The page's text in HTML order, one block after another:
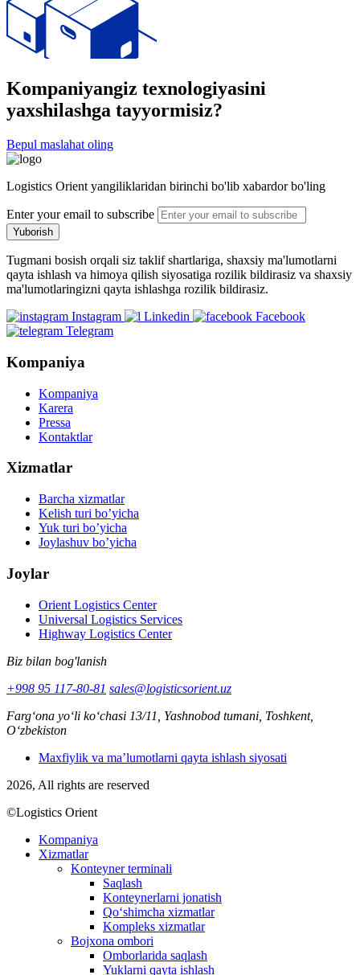
Kompaniyangiz texnologiyasini
yaxshilashga tayyormisiz?
Bepul maslahat oling
Logistics Orient yangiliklaridan birinchi bo'lib xabardor bo'ling
Enter your email to subscribe
Yuborish
Tugmani bosish orqali siz taklif shartlariga, shaxsiy ma'lumotlarni
qayta ishlash va himoya qilish siyosatiga rozilik bildirasiz va shaxsiy
ma'lumotlaringizni qayta ishlashga rozilik bildirasiz.
Instagram
Linkedin
Facebook
Telegram
Kompaniya
Kompaniya
Karera
Pressa
Kontaktlar
Xizmatlar
Barcha xizmatlar
Kelish turi bo’yicha
Yuk turi bo’yicha
Joylashuv bo’yicha
Joylar
Orient Logistics Center
Universal Logistics Services
Highway Logistics Center
Biz bilan bog'lanish
+998 95 117-80-81 sales@logisticsorient.uz
Farg‘ona yo‘li ko‘chasi 13/11, Yashnobod tumani, Toshkent,
O‘zbekiston
Maxfiylik va ma’lumotlarni qayta ishlash siyosati
2026, All rights are reserved
©Logistics Orient
Kompaniya
Xizmatlar
Konteyner terminali
Saqlash
Konteynerlarni jonatish
Qo‘shimcha xizmatlar
Kompleks xizmatlar
Bojxona ombori
Omborlarida saqlash
Yuklarni qayta ishlash